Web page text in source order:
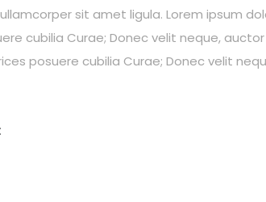
sit amet ligula. Lorem ipsum
cubilia Curae; Donec velit neque,
posuere cubilia Curae; Donec velit